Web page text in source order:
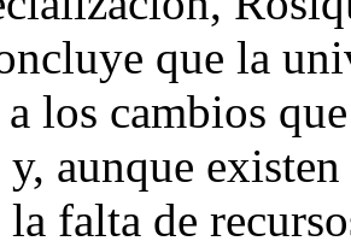
que la
a los cambios
aunque
falta de